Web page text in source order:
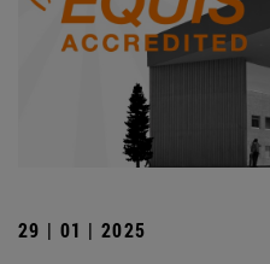
29 | 01 | 2025